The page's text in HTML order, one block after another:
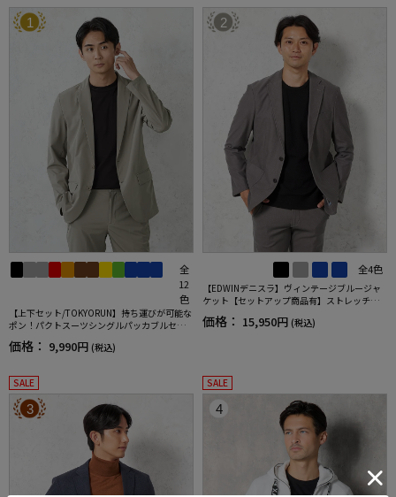
1
全
12
色
【上下セット/TOKYORUN】持ち運びが可能な
ポン！パクトスーツシングルパッカブルセッ
価格： 9,990円 (税込)
2
全4色
【EDWINデニスラ】ヴィンテージブルージャ
ケット【セットアップ商品有】ストレッチ無
価格： 15,950円 (税込)
SALE
3
SALE
4